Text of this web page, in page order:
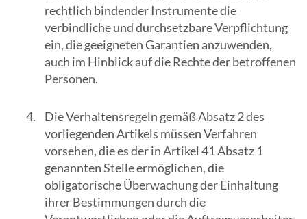
rechtlich bindender Instrumente die
verbindliche und durchsetzbare Verpflichtung
ein, die geeigneten Garantien anzuwenden,
auch im Hinblick auf die Rechte der betroffenen
Personen.
Die Verhaltensregeln gemäß Absatz 2 des
vorliegenden Artikels müssen Verfahren
vorsehen, die es der in Artikel 41 Absatz 1
genannten Stelle ermöglichen, die
obligatorische Überwachung der Einhaltung
ihrer Bestimmungen durch die